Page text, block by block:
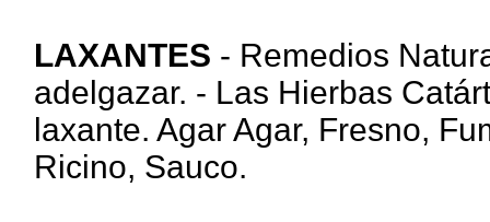
LAXANTES - Remedios
adelgazar. - Las Hierbas
laxante. Agar Agar, Fresno,
Ricino, Sauco.